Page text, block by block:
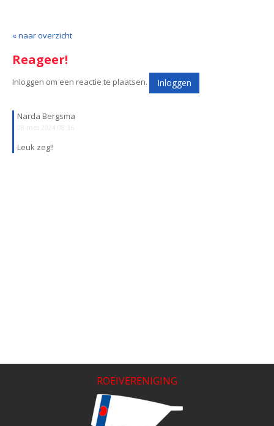
« naar overzicht
Reageer!
Inloggen om een reactie te plaatsen. Inloggen
Narda Bergsma
08 mei 2024 08:36
Leuk zeg!!
ROEIVERENIGING